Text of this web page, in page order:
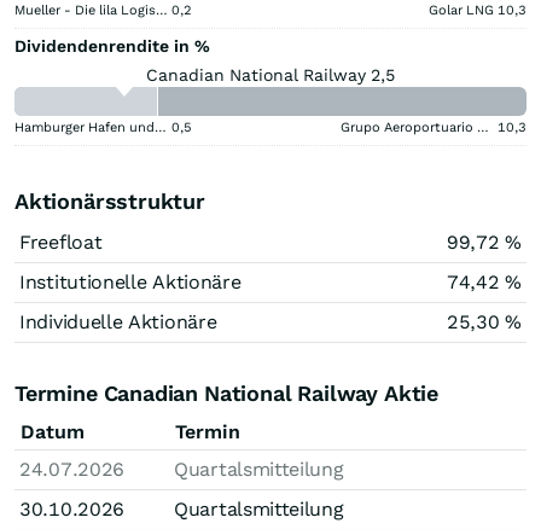
Mueller - Die lila Logistik 0,2 Golar LNG 10,3
Dividendenrendite in %
Canadian National Railway 2,5
Hamburger Hafen und Logistik 0,5 Grupo Aeroportuario del Centro Norte SAB de CV (B) (B) 10,3
Aktionärsstruktur
Freefloat
99,72 %
Institutionelle Aktionäre
74,42 %
Individuelle Aktionäre
25,30 %
Termine Canadian National Railway Aktie
Datum
Termin
24.07.2026
Quartalsmitteilung
30.10.2026
Quartalsmitteilung